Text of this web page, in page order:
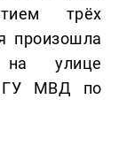
трёх
произошла
улице
ГУ МВД по